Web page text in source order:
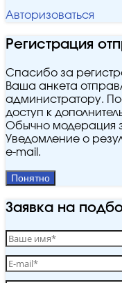
Авторизоваться
Регистрация
Спасибо за
Ваша анкета
администратору.
доступ к
Обычно модерация
Уведомление о
e‑mail.
Понятно
Заявка на